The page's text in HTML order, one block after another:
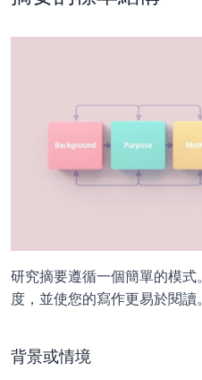
研究摘要遵循一個簡單的模
度，並使您的寫作更易於閱讀。
背景或情境